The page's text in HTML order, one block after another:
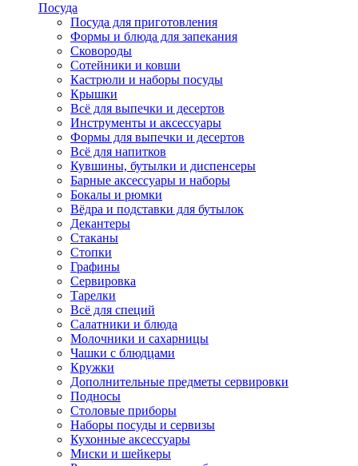
Посуда
Посуда для приготовления
Формы и блюда для запекания
Сковороды
Сотейники и ковши
Кастрюли и наборы посуды
Крышки
Всё для выпечки и десертов
Инструменты и аксессуары
Формы для выпечки и десертов
Всё для напитков
Кувшины, бутылки и диспенсеры
Барные аксессуары и наборы
Бокалы и рюмки
Вёдра и подставки для бутылок
Декантеры
Стаканы
Стопки
Графины
Сервировка
Тарелки
Всё для специй
Салатники и блюда
Молочники и сахарницы
Чашки с блюдцами
Кружки
Дополнительные предметы сервировки
Подносы
Столовые приборы
Наборы посуды и сервизы
Кухонные аксессуары
Миски и шейкеры